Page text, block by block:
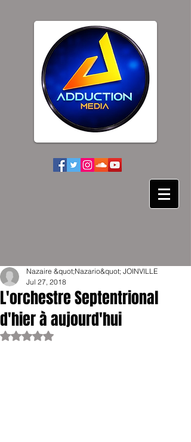
L'orchestre Septentrional
d'hier à aujourd'hui
Nazaire &quot;Nazario&quot; JOINVILLE
Jul 27, 2018
Rated NaN out of 5 stars.